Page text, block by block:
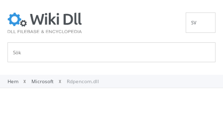
SV
Hem Microsoft Rdpencom.dll